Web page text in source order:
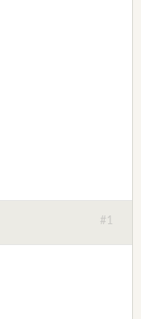
#1